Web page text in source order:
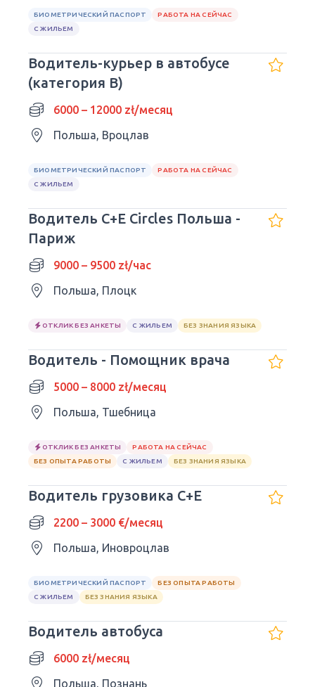
БИОМЕТРИЧЕСКИЙ ПАСПОРТ
РАБОТА НА СЕЙЧАС
С ЖИЛЬЕМ
Водитель-курьер в автобусе
(категория B)
6000 – 12000 zł/месяц
Польша, Вроцлав
БИОМЕТРИЧЕСКИЙ ПАСПОРТ
РАБОТА НА СЕЙЧАС
С ЖИЛЬЕМ
Водитель C+E Circles Польша -
Париж
9000 – 9500 zł/час
Польша, Плоцк
ОТКЛИК БЕЗ АНКЕТЫ С ЖИЛЬЕМ БЕЗ ЗНАНИЯ ЯЗЫКА
Водитель - Помощник врача
5000 – 8000 zł/месяц
Польша, Тшебница
ОТКЛИК БЕЗ АНКЕТЫ
РАБОТА НА СЕЙЧАС
БЕЗ ОПЫТА РАБОТЫ
С ЖИЛЬЕМ БЕЗ ЗНАНИЯ ЯЗЫКА
Водитель грузовика C+E
2200 – 3000 €/месяц
Польша, Иновроцлав
БИОМЕТРИЧЕСКИЙ ПАСПОРТ
БЕЗ ОПЫТА РАБОТЫ
С ЖИЛЬЕМ
БЕЗ ЗНАНИЯ ЯЗЫКА
Водитель автобуса
6000 zł/месяц
Польша, Познань